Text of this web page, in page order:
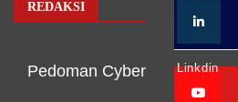
REDAKSI
Pedoman Cyber
Linkdin